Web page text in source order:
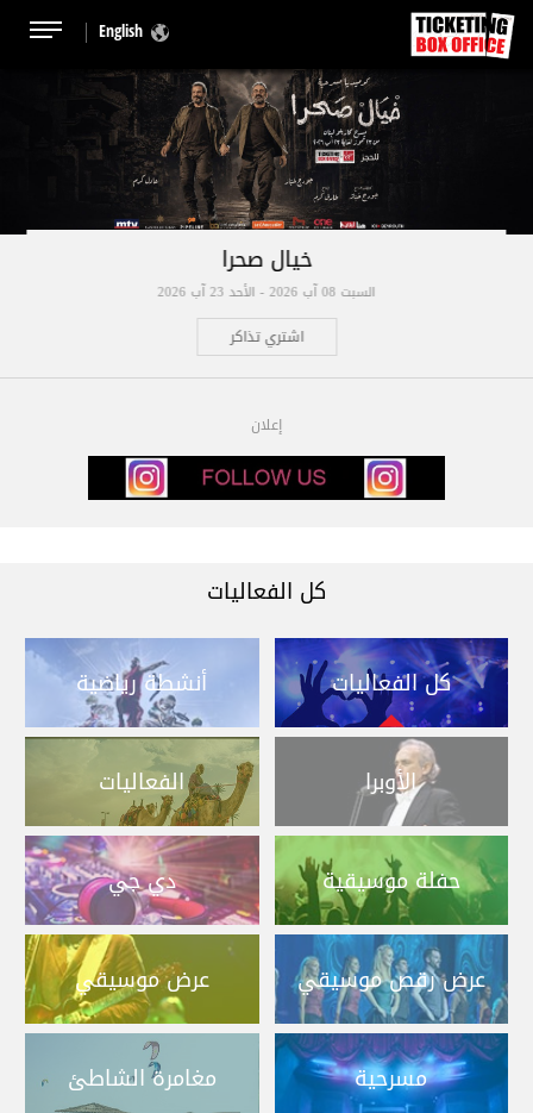
English
خيال صحرا
السبت 08 آب 2026 - الأحد 23 آب 2026
اشتري تذاكر
إعلان
كل الفعاليات
كل الفعاليات أنشطة رياضية
الأوبرا الفعاليات
حفلة موسيقية دي جي
عرض رقص موسيقي عرض موسيقي
مسرحية مغامرة الشاطئ